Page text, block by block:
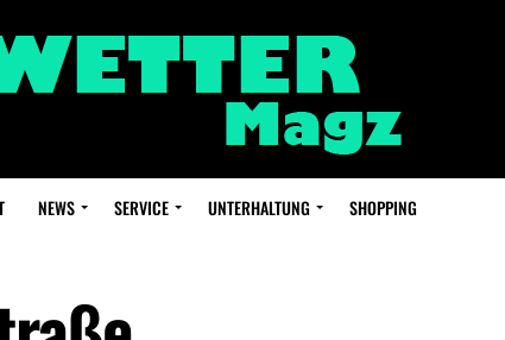
NEWS SERVICE UNTERHALTUNG SHOPPING